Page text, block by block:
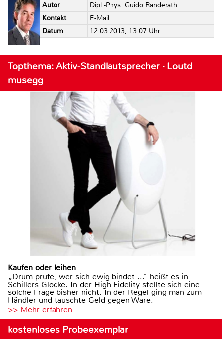
Autor
Dipl.-Phys. Guido Randerath
Kontakt
E-Mail
Datum
12.03.2013, 13:07 Uhr
Topthema: Aktiv-Standlautsprecher · Loutd
musegg
Kaufen oder leihen
„Drum prüfe, wer sich ewig bindet ...“ heißt es in
Schillers Glocke. In der High Fidelity stellte sich eine
solche Frage bisher nicht. In der Regel ging man zum
Händler und tauschte Geld gegen Ware.
>> Mehr erfahren
kostenloses Probeexemplar